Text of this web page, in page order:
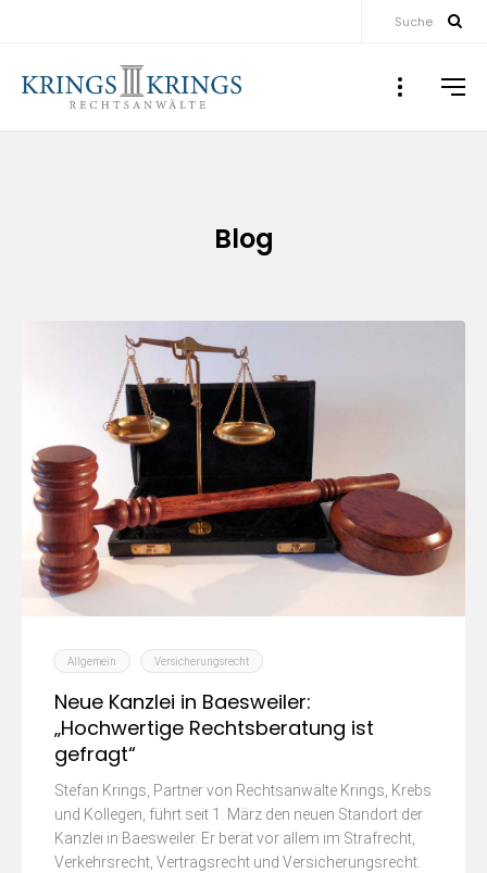
Suche
Blog
Allgemein Versicherungsrecht
Neue Kanzlei in Baesweiler:
„Hochwertige Rechtsberatung ist
gefragt“
Stefan Krings, Partner von Rechtsanwälte Krings, Krebs
und Kollegen, führt seit 1. März den neuen Standort der
Kanzlei in Baesweiler. Er berät vor allem im Strafrecht,
Verkehrsrecht, Vertragsrecht und Versicherungsrecht.